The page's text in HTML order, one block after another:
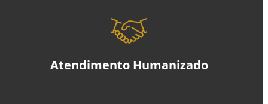
Atendimento Humanizado